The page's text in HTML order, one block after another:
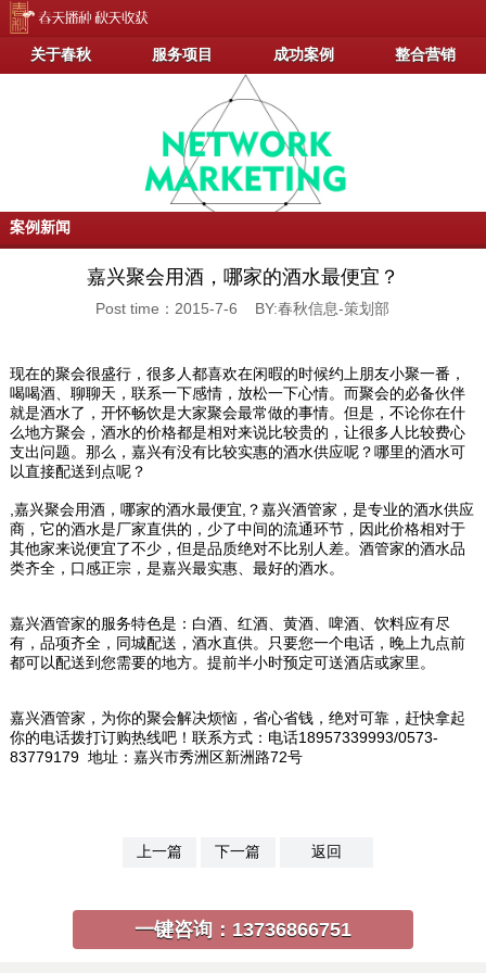
关于春秋 服务项目 成功案例 整合营销
案例新闻
嘉兴聚会用酒，哪家的酒水最便宜？
Post time：2015-7-6 BY:春秋信息-策划部
现在的聚会很盛行，很多人都喜欢在闲暇的时候约上朋友小聚一番，
喝喝酒、聊聊天，联系一下感情，放松一下心情。而聚会的必备伙伴
就是酒水了，开怀畅饮是大家聚会最常做的事情。但是，不论你在什
么地方聚会，酒水的价格都是相对来说比较贵的，让很多人比较费心
支出问题。那么，嘉兴有没有比较实惠的酒水供应呢？哪里的酒水可
以直接配送到点呢？
,嘉兴聚会用酒，哪家的酒水最便宜,？嘉兴酒管家，是专业的酒水供应
商，它的酒水是厂家直供的，少了中间的流通环节，因此价格相对于
其他家来说便宜了不少，但是品质绝对不比别人差。酒管家的酒水品
类齐全，口感正宗，是嘉兴最实惠、最好的酒水。
嘉兴酒管家的服务特色是：白酒、红酒、黄酒、啤酒、饮料应有尽
有，品项齐全，同城配送，酒水直供。只要您一个电话，晚上九点前
都可以配送到您需要的地方。提前半小时预定可送酒店或家里。
嘉兴酒管家，为你的聚会解决烦恼，省心省钱，绝对可靠，赶快拿起
你的电话拨打订购热线吧！联系方式：电话18957339993/0573-
83779179 地址：嘉兴市秀洲区新洲路72号
上一篇 下一篇 返回
一键咨询： 13736866751